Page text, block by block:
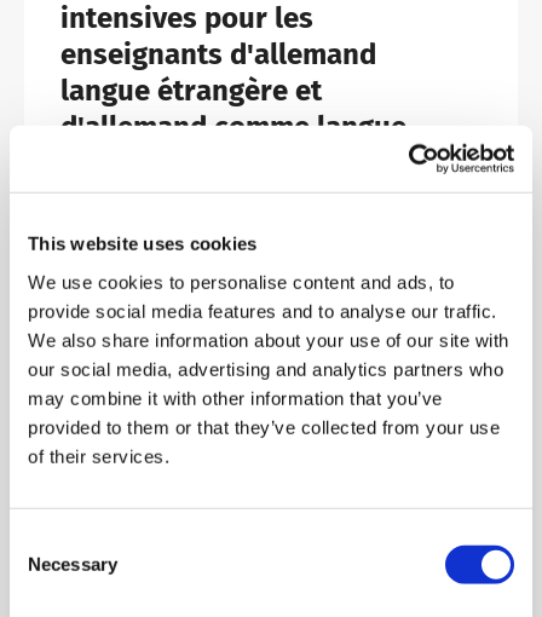
This website uses cookies
We use cookies to personalise content and ads, to
provide social media features and to analyse our traffic.
We also share information about your use of our site with
our social media, advertising and analytics partners who
may combine it with other information that you’ve
provided to them or that they’ve collected from your use
of their services.
Selection
Necessary
intensives pour les
enseignants d'allemand
langue étrangère et
d'allemand comme langue
Lire l'article
09.06.2026 | Aktuelles
Le programme de formation
telc pour les enseignants
disponible !